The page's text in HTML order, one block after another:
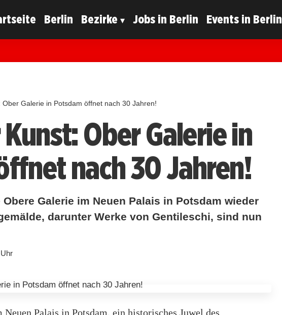
Berlin Bezirke Jobs in Berlin Events in Berlin
Ober Galerie in Potsdam öffnet nach 30 Jahren!
Ober Galerie in
nach 30 Jahren!
Galerie im Neuen Palais in Potsdam wieder
darunter Werke von Gentileschi, sind nun
Palais in Potsdam, ein historisches Juwel des